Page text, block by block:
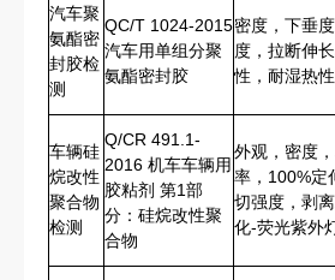
汽车聚
氨酯密
封胶检
测
QC/T 1024-2015
汽车用单组分聚
氨酯密封胶
密度，下垂
度，拉断伸
性，耐湿热
车辆硅
烷改性
聚合物
检测
Q/CR 491.1-
2016 机车车辆用
胶粘剂 第1部
分：硅烷改性聚
合物
外观，密度
率，100%定
切强度，剥
化-荧光紫外